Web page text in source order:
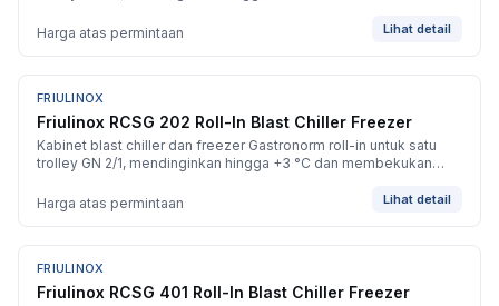
Harga atas permintaan
Lihat detail
BARU
FRIULINOX
Friulinox RCSG 202 Roll-In Blast Chiller Freezer
Kabinet blast chiller dan freezer Gastronorm roll-in untuk satu
trolley GN 2/1, mendinginkan hingga +3 °C dan membekukan
Harga atas permintaan
Lihat detail
BARU
FRIULINOX
Friulinox RCSG 401 Roll-In Blast Chiller Freezer